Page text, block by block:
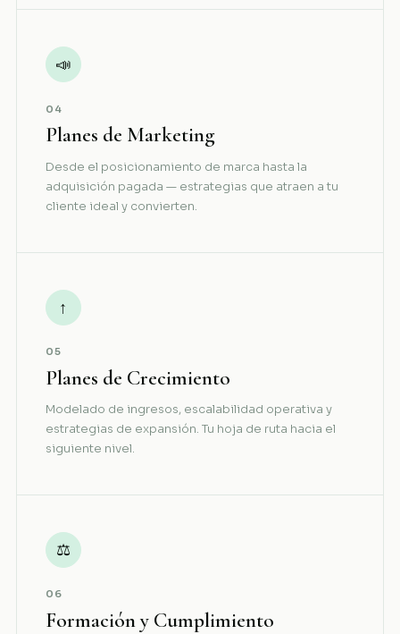
📣
04
Planes de Marketing
Desde el posicionamiento de marca hasta la
adquisición pagada — estrategias que atraen a tu
cliente ideal y convierten.
↑
05
Planes de Crecimiento
Modelado de ingresos, escalabilidad operativa y
estrategias de expansión. Tu hoja de ruta hacia el
siguiente nivel.
⚖
06
Formación y Cumplimiento